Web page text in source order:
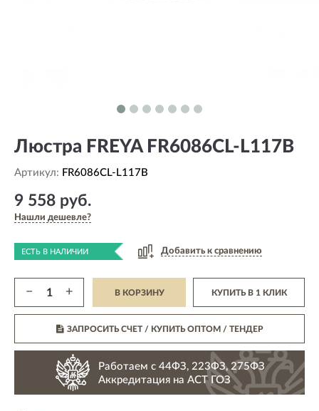
Люстра FREYA FR6086CL-L117B
Артикул: FR6086CL-L117B
9 558 руб.
Нашли дешевле?
ЕСТЬ В НАЛИЧИИ Добавить к сравнению
− + В КОРЗИНУ КУПИТЬ В 1 КЛИК
ЗАПРОСИТЬ СЧЕТ / КУПИТЬ ОПТОМ/ ТЕНДЕР
Работаем с 44ФЗ, 223ФЗ, 275ФЗ
Аккредитация на АСТ ГОЗ